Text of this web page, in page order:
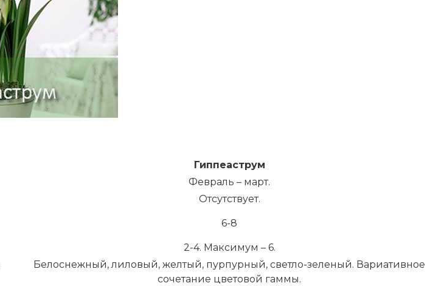
Гиппеаструм
Февраль – март.
Отсутствует.
6-8
2-4. Максимум – 6.
Белоснежный, лиловый, желтый, пурпурный, светло-зеленый. Вариативное
сочетание цветовой гаммы.